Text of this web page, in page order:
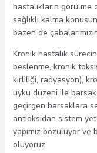
hastalıkların görülme
sağlıklı kalma
bazen de
Kronik hastalık
beslenme, kronik
kirliliği, radyasyon),
uyku düzeni ile
geçirgen barsaklara
antioksidan sistem
yapımız bozuluyor ve
oluyoruz.